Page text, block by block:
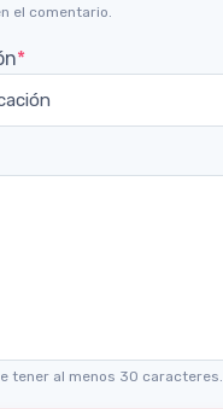
el comentario.
*
tener al menos 30 caracteres.